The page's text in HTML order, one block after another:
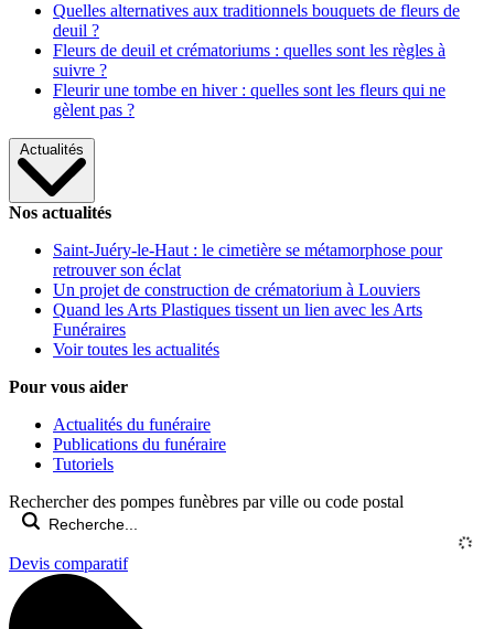
Quelles alternatives aux traditionnels bouquets de fleurs de
deuil ?
Fleurs de deuil et crématoriums : quelles sont les règles à
suivre ?
Fleurir une tombe en hiver : quelles sont les fleurs qui ne
gèlent pas ?
Actualités
Nos actualités
Saint-Juéry-le-Haut : le cimetière se métamorphose pour
retrouver son éclat
Un projet de construction de crématorium à Louviers
Quand les Arts Plastiques tissent un lien avec les Arts
Funéraires
Voir toutes les actualités
Pour vous aider
Actualités du funéraire
Publications du funéraire
Tutoriels
Rechercher des pompes funèbres par ville ou code postal
Devis comparatif